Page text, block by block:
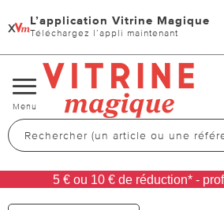
x L’application Vitrine Magique
Téléchargez l’appli maintenant
Changer
de
navigation
Menu
5 € ou 10 € de réduction* -